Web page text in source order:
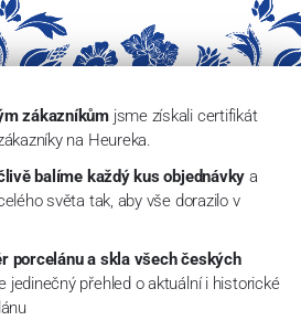
zákazníkům jsme získali certifikát
na Heureka.
balíme každý kus objednávky a
světa tak, aby vše dorazilo v
porcelánu a skla všech českých
jedinečný přehled o aktuální i historické